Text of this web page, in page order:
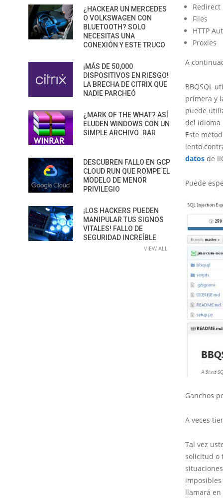
Files
HTTP
Proxies
A
BBQSQL
primera y
puede
del idioma
Este
lento
datos de
Puede
Ganchos
A veces
Tal vez
solicitud o
llamará
¿HACKEAR UN MERCEDES
O VOLKSWAGEN CON
BLUETOOTH? SOLO
NECESITAS UNA
CONEXIÓN Y ESTE TRUCO
¡MÁS DE 50,000
DISPOSITIVOS EN RIESGO!
LA BRECHA DE CITRIX QUE
NADIE PARCHEÓ
¿MARK OF THE WHAT? ASÍ
ELUDEN WINDOWS CON UN
SIMPLE ARCHIVO .RAR
DESCUBREN FALLO EN GCP
CLOUD RUN QUE ROMPE EL
MODELO DE MENOR
PRIVILEGIO
¡LOS HACKERS PUEDEN
MANIPULAR TUS SIGNOS
VITALES! FALLO DE
SEGURIDAD INCREÍBLE
VIEW ALL